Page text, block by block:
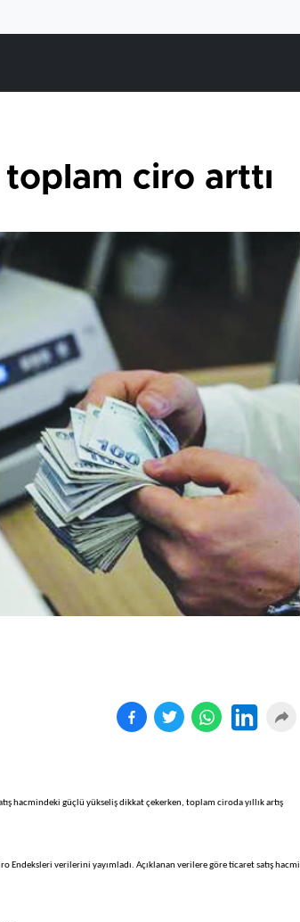
ciro arttı
hacmindeki güçlü yükseliş dikkat çekerken, toplam ciroda yıllık artış
Endeksleri verilerini yayımladı. Açıklanan verilere göre ticaret satış hacmi
En ucuz sigara 120 TL, en
pa...